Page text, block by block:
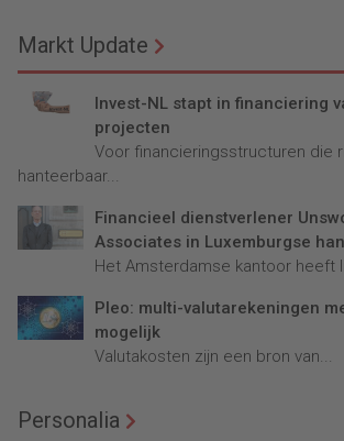
Markt Update
Invest-NL stapt in financiering
projecten
Voor financieringsstructuren die
hanteerbaar...
Financieel dienstverlener
Associates in Luxemburgse
Het Amsterdamse kantoor heeft
Pleo: multi-valutarekeningen
mogelijk
Valutakosten zijn een bron van...
Personalia